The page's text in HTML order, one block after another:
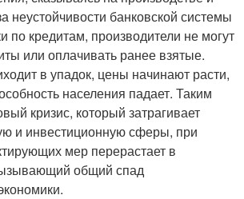
неустойчивости банковской системы
по кредитам, производители не могут
или оплачивать ранее взятые.
в упадок, цены начинают расти,
населения падает. Таким
кризис, который затрагивает
и инвестиционную сферы, при
мер перерастает в
общий спад